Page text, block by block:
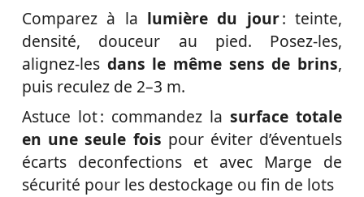
Comparez à la lumière du jour: teinte,
densité, douceur au pied. Posez-les,
alignez-les dans le même sens de brins,
puis reculez de 2–3 m.
Astuce lot : commandez la surface totale
en une seule fois pour éviter d’éventuels
écarts deconfections et avec Marge de
sécurité pour les destockage ou fin de lots